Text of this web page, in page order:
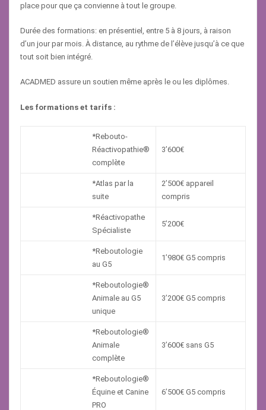
place pour que ça convienne à tout le groupe.
Durée des formations: en présentiel, entre 5 à 8 jours, à raison
d’un jour par mois. À distance, au rythme de l’élève jusqu’à ce que
tout soit bien intégré.
ACADMED assure un soutien même après le ou les diplômes.
Les formations et tarifs :
*Rebouto-
Réactivopathie®
complète
3’600€
*Atlas par la
suite
2’500€ appareil
compris
*Réactivopathe
Spécialiste
5’200€
*Reboutologie
au G5
1’980€ G5 compris
*Reboutologie®
Animale au G5
unique
3’200€ G5 compris
*Reboutologie®
Animale
complète
3’600€ sans G5
*Reboutologie®
Équine et Canine
PRO
6’500€ G5 compris